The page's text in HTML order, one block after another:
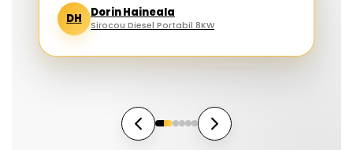
DH Dorin Haineala
Sirocou Diesel Portabil 8KW